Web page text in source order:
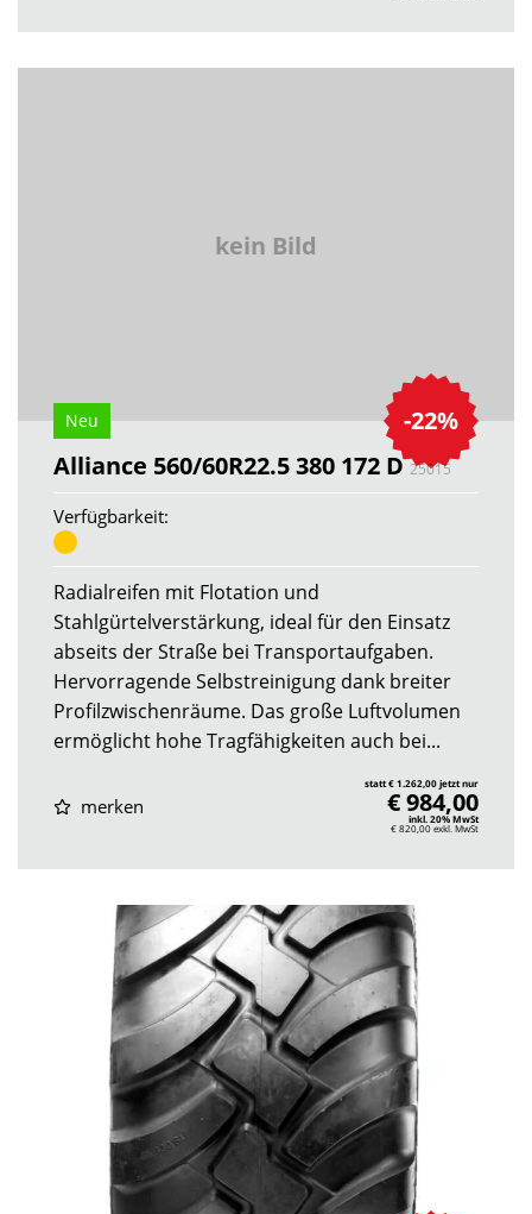
kein Bild
-22%
Neu
Alliance 560/60R22.5 380 172 D25015
Verfügbarkeit:
Radialreifen mit Flotation und
Stahlgürtelverstärkung, ideal für den Einsatz
abseits der Straße bei Transportaufgaben.
Hervorragende Selbstreinigung dank breiter
Profilzwischenräume. Das große Luftvolumen
ermöglicht hohe Tragfähigkeiten auch bei...
merken
statt € 1.262,00 jetzt nur
€ 984,00
inkl. 20% MwSt
€ 820,00exkl. MwSt